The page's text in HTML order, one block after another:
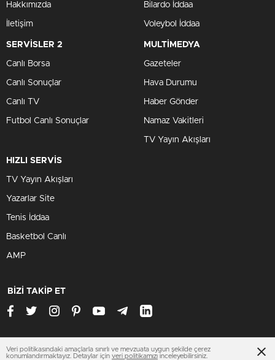
Hakkımızda
İletişim
Bilardo İddaa
Voleybol İddaa
SERVİSLER 2
Canlı Borsa
Canlı Sonuçlar
Canlı TV
Futbol Canlı Sonuçlar
MULTİMEDYA
Gazeteler
Hava Durumu
Haber Gönder
Namaz Vakitleri
TV Yayın Akışları
HIZLI SERVİS
TV Yayın Akışları
Yazarlar Site
Tenis İddaa
Basketbol Canlı
AMP
BİZİ TAKİP ET
www.teknokentim.com
Veri politikasındaki amaçlarla sınırlı ve mevzuata uygun şekilde çerez
konumlandırmaktayız. Detaylar için veri politikamızı inceleyebilirsiniz.